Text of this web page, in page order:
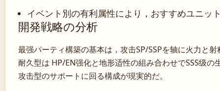
イベント別の有利属性により，おすすめユニッ
開発戦略の分析
最强パーティ構築の基本は，攻击SP/SSPを轴に火力と
耐久型は HP/EN强化と地形适性の組み合わせでSSS级の
攻击型のサポートに回る構成が現実的だ。